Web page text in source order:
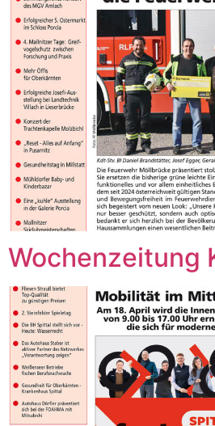
Wochenzeitung